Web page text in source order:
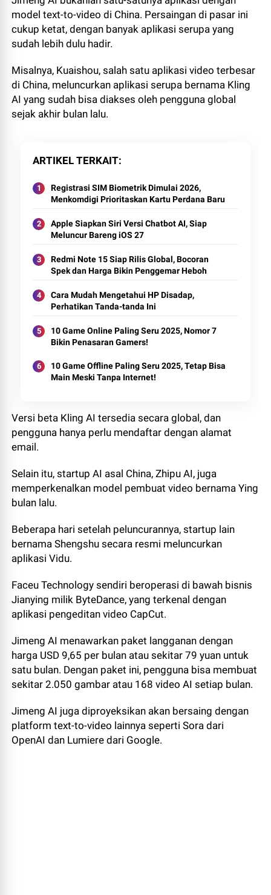
model text-to-video di China. Persaingan di pasar ini
cukup ketat, dengan banyak aplikasi serupa yang
sudah lebih dulu hadir.
Misalnya, Kuaishou, salah satu aplikasi video terbesar
di China, meluncurkan aplikasi serupa bernama Kling
AI yang sudah bisa diakses oleh pengguna global
sejak akhir bulan lalu.
ARTIKEL TERKAIT
Registrasi SIM Biometrik Dimulai 2026,
Menkomdigi Prioritaskan Kartu Perdana Baru
Apple Siapkan Siri Versi Chatbot AI, Siap
Meluncur Bareng iOS 27
Redmi Note 15 Siap Rilis Global, Bocoran
Spek dan Harga Bikin Penggemar Heboh
Cara Mudah Mengetahui HP Disadap,
Perhatikan Tanda-tanda Ini
10 Game Online Paling Seru 2025, Nomor 7
Bikin Penasaran Gamers!
10 Game Offline Paling Seru 2025, Tetap Bisa
Main Meski Tanpa Internet!
Versi beta Kling AI tersedia secara global, dan
pengguna hanya perlu mendaftar dengan alamat
email.
Selain itu, startup AI asal China, Zhipu AI, juga
memperkenalkan model pembuat video bernama Ying
bulan lalu.
Beberapa hari setelah peluncurannya, startup lain
bernama Shengshu secara resmi meluncurkan
aplikasi Vidu.
Faceu Technology sendiri beroperasi di bawah bisnis
Jianying milik ByteDance, yang terkenal dengan
aplikasi pengeditan video CapCut.
Jimeng AI menawarkan paket langganan dengan
harga USD 9,65 per bulan atau sekitar 79 yuan untuk
satu bulan. Dengan paket ini, pengguna bisa membuat
sekitar 2.050 gambar atau 168 video AI setiap bulan.
Jimeng AI juga diproyeksikan akan bersaing dengan
platform text-to-video lainnya seperti Sora dari
OpenAI dan Lumiere dari Google.